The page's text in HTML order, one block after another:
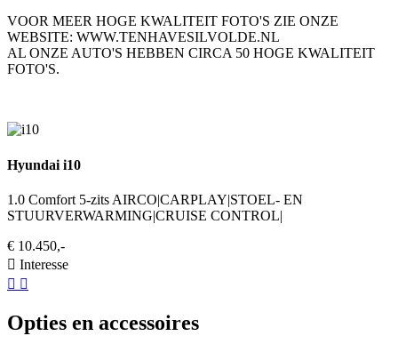
VOOR MEER HOGE KWALITEIT FOTO'S ZIE ONZE
WEBSITE: WWW.TENHAVESILVOLDE.NL
AL ONZE AUTO'S HEBBEN CIRCA 50 HOGE KWALITEIT
FOTO'S.
Hyundai i10
1.0 Comfort 5-zits AIRCO|CARPLAY|STOEL- EN
STUURVERWARMING|CRUISE CONTROL|
€ 10.450,-
Interesse
Opties en accessoires